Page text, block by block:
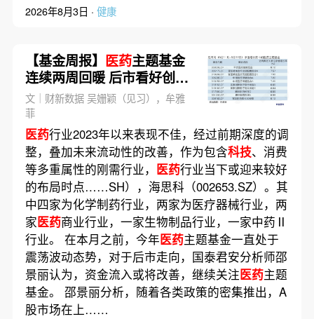
2026年8月3日 · 健康
【基金周报】 医药主题基金
连续两周回暖 后市看好创新
药、消费医疗方向
文｜财新数据 吴姗颖（见习），牟雅
菲
医药行业2023年以来表现不佳，经过前期深度的调
整，叠加未来流动性的改善，作为包含科技、消费
等多重属性的刚需行业， 医药行业当下或迎来较好
的布局时点……SH），海思科（002653.SZ）。其
中四家为化学制药行业，两家为医疗器械行业，两
家医药商业行业，一家生物制品行业，一家中药Ⅱ
行业。 在本月之前，今年医药主题基金一直处于
震荡波动态势，对于后市走向，国泰君安分析师邵
景丽认为，资金流入或将改善，继续关注医药主题
基金。 邵景丽分析，随着各类政策的密集推出，A
股市场在上……